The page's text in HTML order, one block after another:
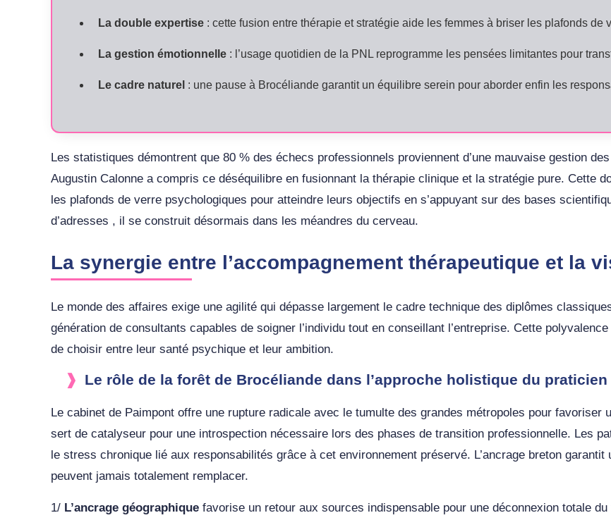
La double expertise : cette fusion entre thérapie et stratégie aide les femmes à briser les plafonds de
La gestion émotionnelle : l’usage quotidien de la PNL reprogramme les pensées limitantes pour
Le cadre naturel : une pause à Brocéliande garantit un équilibre serein pour aborder enfin les
Les statistiques démontrent que 80 % des échecs professionnels proviennent d’une mauvaise gestion
Augustin Calonne a compris ce déséquilibre en fusionnant la thérapie clinique et la stratégie pure. Cette
les plafonds de verre psychologiques pour atteindre leurs objectifs en s’appuyant sur des bases
d’adresses , il se construit désormais dans les méandres du cerveau.
La synergie entre l’accompagnement thérapeutique et la
Le monde des affaires exige une agilité qui dépasse largement le cadre technique des diplômes
génération de consultants capables de soigner l’individu tout en conseillant l’entreprise. Cette
de choisir entre leur santé psychique et leur ambition.
Le rôle de la forêt de Brocéliande dans l’approche holistique du praticien
Le cabinet de Paimpont offre une rupture radicale avec le tumulte des grandes métropoles pour favoriser
sert de catalyseur pour une introspection nécessaire lors des phases de transition professionnelle. Les
le stress chronique lié aux responsabilités grâce à cet environnement préservé. L’ancrage breton
peuvent jamais totalement remplacer.
1/ L’ancrage géographique favorise un retour aux sources indispensable pour une déconnexion totale du